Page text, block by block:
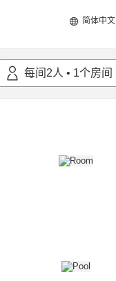
简体中文
每间 2人 • 1个房间